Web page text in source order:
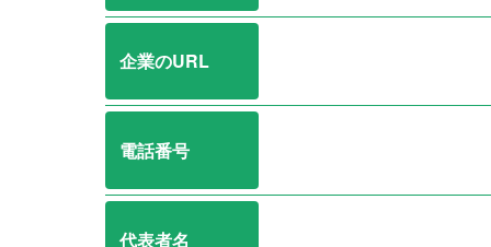
企業のURL
電話番号
代表者名